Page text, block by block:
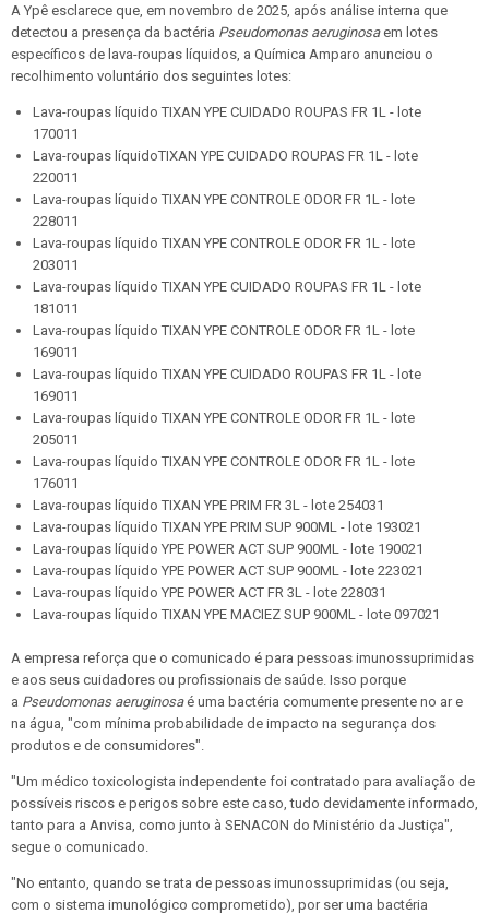
A Ypê esclarece que, em novembro de 2025, após análise interna que
detectou a presença da bactéria Pseudomonas aeruginosaem lotes
específicos de lava-roupas líquidos, a Química Amparo anunciou o
recolhimento voluntário dos seguintes lotes:
Lava-roupas líquido TIXAN YPE CUIDADO ROUPAS FR 1L - lote
170011
Lava-roupas líquidoTIXAN YPE CUIDADO ROUPAS FR 1L - lote
220011
Lava-roupas líquido TIXAN YPE CONTROLE ODOR FR 1L - lote
228011
Lava-roupas líquido TIXAN YPE CONTROLE ODOR FR 1L - lote
203011
Lava-roupas líquido TIXAN YPE CUIDADO ROUPAS FR 1L - lote
181011
Lava-roupas líquido TIXAN YPE CONTROLE ODOR FR 1L - lote
169011
Lava-roupas líquido TIXAN YPE CUIDADO ROUPAS FR 1L - lote
169011
Lava-roupas líquido TIXAN YPE CONTROLE ODOR FR 1L - lote
205011
Lava-roupas líquido TIXAN YPE CONTROLE ODOR FR 1L - lote
176011
Lava-roupas líquido TIXAN YPE PRIM FR 3L - lote 254031
Lava-roupas líquido TIXAN YPE PRIM SUP 900ML - lote 193021
Lava-roupas líquido YPE POWER ACT SUP 900ML - lote 190021
Lava-roupas líquido YPE POWER ACT SUP 900ML - lote 223021
Lava-roupas líquido YPE POWER ACT FR 3L - lote 228031
Lava-roupas líquido TIXAN YPE MACIEZ SUP 900ML - lote 097021
A empresa reforça que o comunicado é para pessoas imunossuprimidas
e aos seus cuidadores ou profissionais de saúde. Isso porque
a Pseudomonas aeruginosaé uma bactéria comumente presente no ar e
na água, "com mínima probabilidade de impacto na segurança dos
produtos e de consumidores".
"Um médico toxicologista independente foi contratado para avaliação de
possíveis riscos e perigos sobre este caso, tudo devidamente informado,
tanto para a Anvisa, como junto à SENACON do Ministério da Justiça",
segue o comunicado.
"No entanto, quando se trata de pessoas imunossuprimidas (ou seja,
com o sistema imunológico comprometido), por ser uma bactéria